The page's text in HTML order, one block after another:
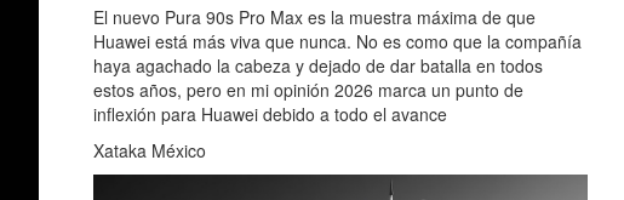
El nuevo Pura 90s Pro Max es la muestra máxima de que
Huawei está más viva que nunca. No es como que la compañía
haya agachado la cabeza y dejado de dar batalla en todos
estos años, pero en mi opinión 2026 marca un punto de
inflexión para Huawei debido a todo el avance
Xataka México